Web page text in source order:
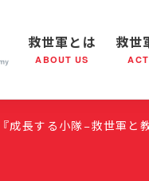
救世軍とは
ABOUT US
世界が抱えている社会
救世
救世軍の活
『成長する小隊−救世軍と